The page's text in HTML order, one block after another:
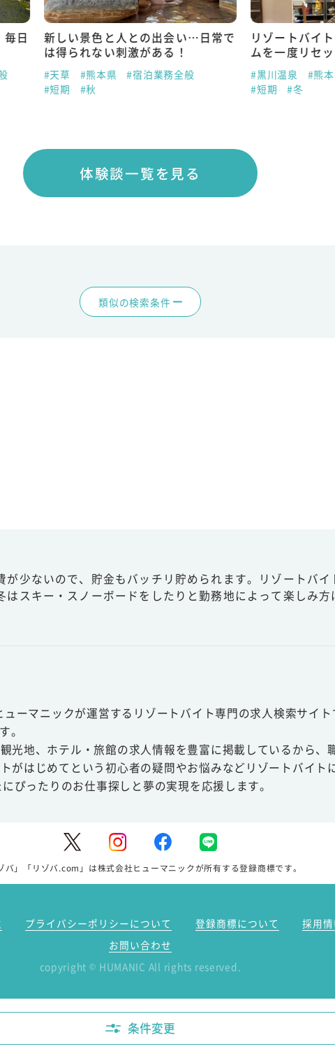
日
新しい景色と人との出会い…日常で
は得られない刺激がある！
#天草 #熊本県
#宿泊業務全般
#短期
#秋
リゾートバイ
ムを一度リセ
#黒川温泉 #熊
#短期
#冬
体験談一覧を見る
類似の検索条件
少ないので、貯金もバッチリ貯められます。リゾートバ
スキー・スノーボードをしたりと勤務地によって楽しみ方
ーマニックが運営するリゾートバイト専門の求人検索サイ
。
光地、ホテル・旅館の求人情報を豊富に掲載しているから、
がはじめてという初心者の疑問やお悩みなどリゾートバイト
ぴったりのお仕事探しと夢の実現を応援します。
バ」「リゾバ.com」は株式会社ヒューマニックが所有する登録商標です。
プライバシーポリシーについて 登録商標について 採用情
お問い合わせ
copyright © HUMANIC All rights reserved.
条件変更